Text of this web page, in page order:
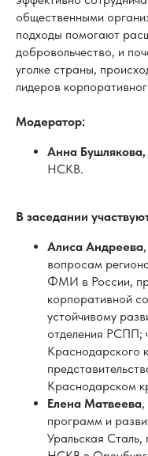
Модератор:
Анна Бушлякова,
НСКВ.
Алиса Андреева
вопросам
ФМИ в России,
отделения РСПП;
Краснодарском
Елена Матвеева
программ и
Уральская Сталь,
НСКВ в
Андрей Мацуров
«Аналитический
Ольга Родькина ,
проектов
палаты
председатель